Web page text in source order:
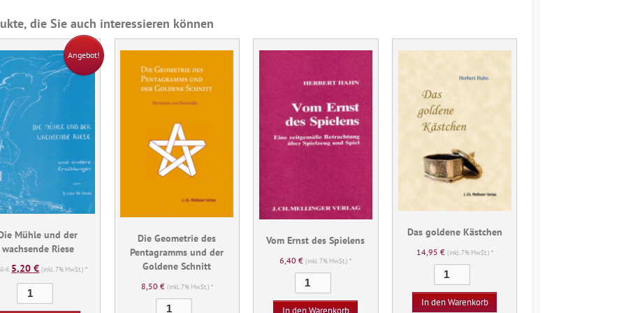
die Sie auch interessieren können
Angebot!
Mühle und der
wachsende Riese
€ Ursprünglicher
Preis
5,20€Aktueller
Preis
(inkl. 7% MwSt.) *
Mühle
Die Geometrie des
Pentagramms und der
Goldene Schnitt
8,50 € (inkl. 7% MwSt.) *
Vom Ernst des Spielens
6,40€ (inkl. 7% MwSt.) *
Ernst
des
In den Warenkorb
Das goldene Kästchen
14,95 € (inkl. 7% MwSt.) *
goldene
Kästchen
In den Warenkorb